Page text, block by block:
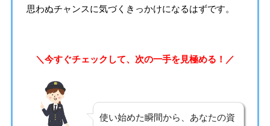
思わぬチャンスに気づくきっかけになるはずです。
＼今すぐチェックして、次の一手を見極める！／
使い始めた瞬間から、あなたの資